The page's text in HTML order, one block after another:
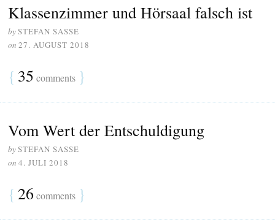
Klassenzimmer und Hörsaal falsch ist
bySTEFAN SASSE
on 27. AUGUST 2018
{ 35 comments }
Vom Wert der Entschuldigung
bySTEFAN SASSE
on 4. JULI 2018
{ 26 comments }